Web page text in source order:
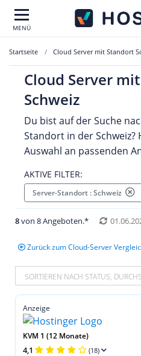
MENÜ
Startseite Cloud Server mit Standort
Cloud Server
Schweiz
Du bist auf der Suche
Standort in der
Auswahl an passenden
AKTIVE FILTER:
Server-Standort : Schweiz
8von 8 Angeboten.*
Zurück zum Cloud-Server
SORTIEREN NACH STATUS,
Anzeige
KVM 1 (12 Monate)
4,1 (18)